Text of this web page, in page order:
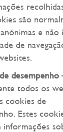
são
e não
de
desempenho
todos os
cookies de
Estes
informações